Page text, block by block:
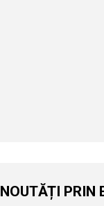
NOUTĂȚI PRIN